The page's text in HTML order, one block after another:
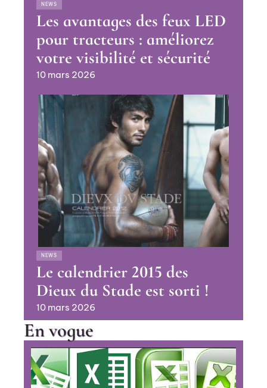
NEWS
Les avantages des feux LED
pour tracteurs : améliorez
votre visibilité et sécurité
10 mars 2026
NEWS
Le calendrier 2015 des
Dieux du Stade est sorti !
10 mars 2026
En vogue